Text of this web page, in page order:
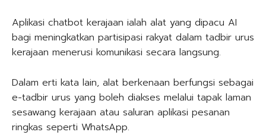
Aplikasi chatbot kerajaan ialah alat yang dipacu AI
bagi meningkatkan partisipasi rakyat dalam tadbir urus
kerajaan menerusi komunikasi secara langsung.
Dalam erti kata lain, alat berkenaan berfungsi sebagai
e-tadbir urus yang boleh diakses melalui tapak laman
sesawang kerajaan atau saluran aplikasi pesanan
ringkas seperti WhatsApp.